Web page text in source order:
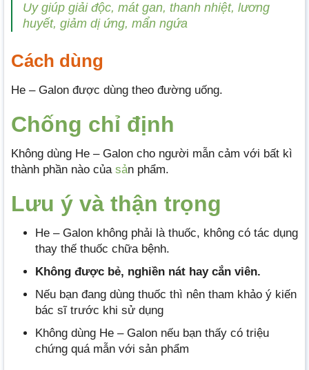
Uy giúp giải độc, mát gan, thanh nhiệt, lương
huyết, giảm dị ứng, mẩn ngứa
Cách dùng
He – Galon được dùng theo đường uống.
Chống chỉ định
Không dùng He – Galon cho người mẫn cảm với bất kì
thành phần nào của sản phẩm.
Lưu ý và thận trọng
He – Galon không phải là thuốc, không có tác dụng
thay thế thuốc chữa bệnh.
Không được bẻ, nghiền nát hay cắn viên.
Nếu bạn đang dùng thuốc thì nên tham khảo ý kiến
bác sĩ trước khi sử dụng
Không dùng He – Galon nếu bạn thấy có triệu
chứng quá mẫn với sản phẩm